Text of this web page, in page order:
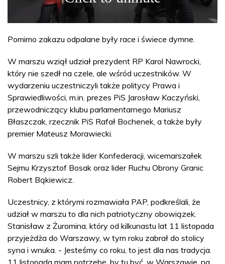
Pomimo zakazu odpalane były race i świece dymne.
W marszu wziął udział prezydent RP Karol Nawrocki,
który nie szedł na czele, ale wśród uczestników. W
wydarzeniu uczestniczyli także politycy Prawa i
Sprawiedliwości, m.in. prezes PiS Jarosław Kaczyński,
przewodniczący klubu parlamentarnego Mariusz
Błaszczak, rzecznik PiS Rafał Bochenek, a także były
premier Mateusz Morawiecki.
W marszu szli także lider Konfederacji, wicemarszałek
Sejmu Krzysztof Bosak oraz lider Ruchu Obrony Granic
Robert Bąkiewicz.
Uczestnicy, z którymi rozmawiała PAP, podkreślali, że
udział w marszu to dla nich patriotyczny obowiązek.
Stanisław z Żuromina, który od kilkunastu lat 11 listopada
przyjeżdża do Warszawy, w tym roku zabrał do stolicy
syna i wnuka. - Jesteśmy co roku, to jest dla nas tradycja.
11 listopada mam potrzebę, by tu być, w Warszawie, na